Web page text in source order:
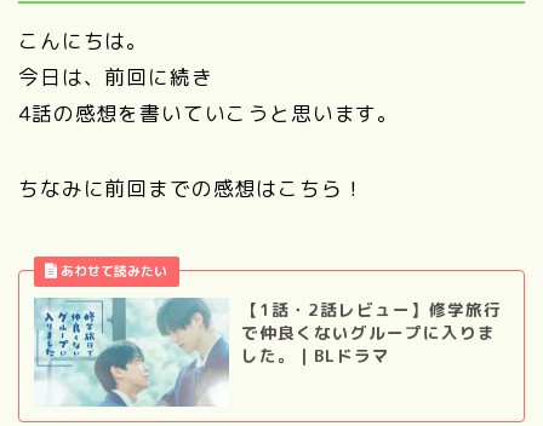
こんにちは。
今日は、前回に続き
4話の感想を書いていこうと思います。
ちなみに前回までの感想はこちら！
【1話・2話レビュー】修学旅行
で仲良くないグループに入りま
した。｜BLドラマ